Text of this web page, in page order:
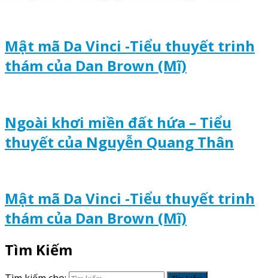
Mật mã Da Vinci -Tiểu thuyết trinh
thám của Dan Brown (Mĩ)
Ngoài khơi miền đất hứa – Tiểu
thuyết của Nguyễn Quang Thân
Mật mã Da Vinci -Tiểu thuyết trinh
thám của Dan Brown (Mĩ)
Tìm Kiếm